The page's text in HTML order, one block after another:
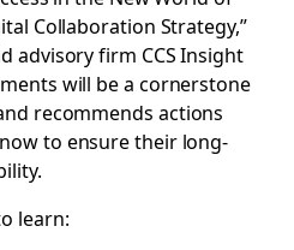
Collaboration Strategy,”
advisory firm CCS Insight
will be a cornerstone
recommends actions
to ensure their long-
learn: